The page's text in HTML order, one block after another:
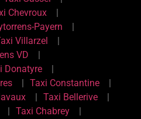
Chevroux
Payern
Villarzel
VD
Donatyre
Taxi Constantine
Taxi Bellerive
Taxi Chabrey